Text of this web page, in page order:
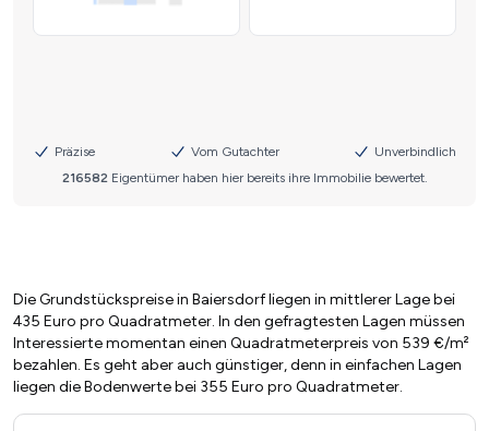
Die Grundstückspreise in Baiersdorf liegen in mittlerer Lage bei
435 Euro pro Quadratmeter. In den gefragtesten Lagen müssen
Interessierte momentan einen Quadratmeterpreis von 539 €/m²
bezahlen. Es geht aber auch günstiger, denn in einfachen Lagen
liegen die Bodenwerte bei 355 Euro pro Quadratmeter.